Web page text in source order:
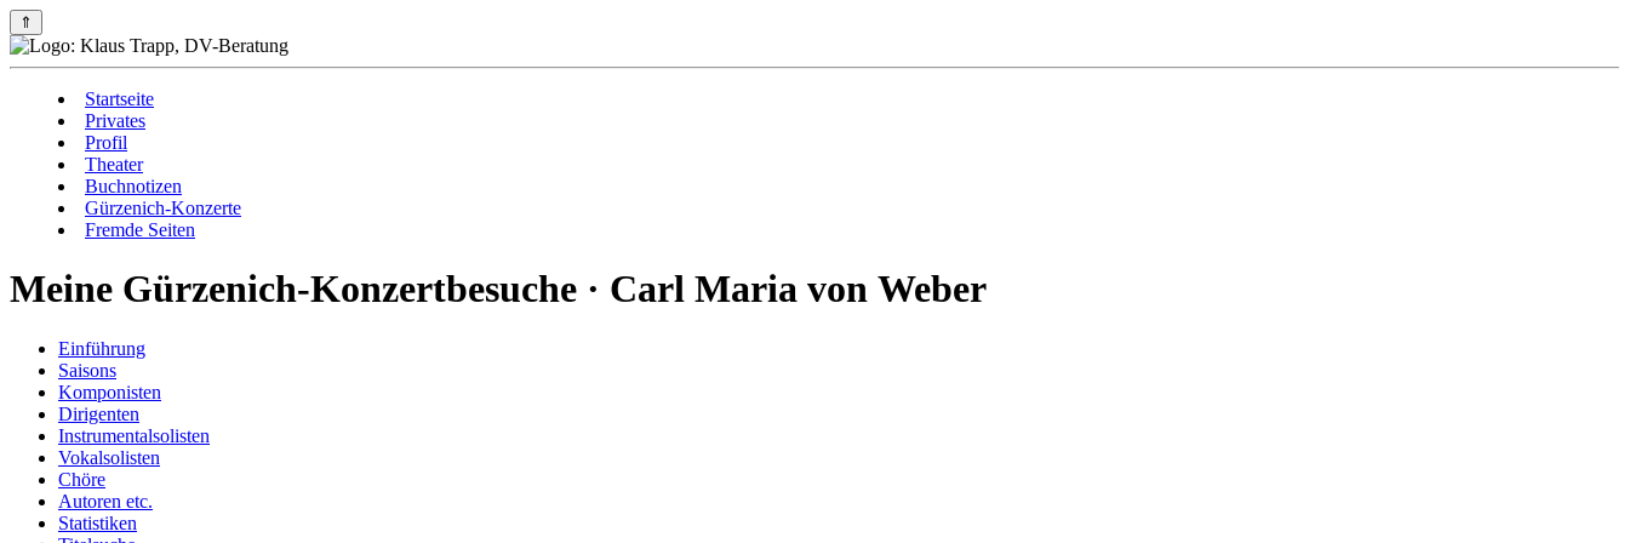
⇑
Startseite
Privates
Profil
Theater
Buchnotizen
Gürzenich-Konzerte
Fremde Seiten
Meine Gürzenich-Konzertbesuche · Carl Maria von Weber
Einführung
Saisons
Komponisten
Dirigenten
Instrumentalsolisten
Vokalsolisten
Chöre
Autoren etc.
Statistiken